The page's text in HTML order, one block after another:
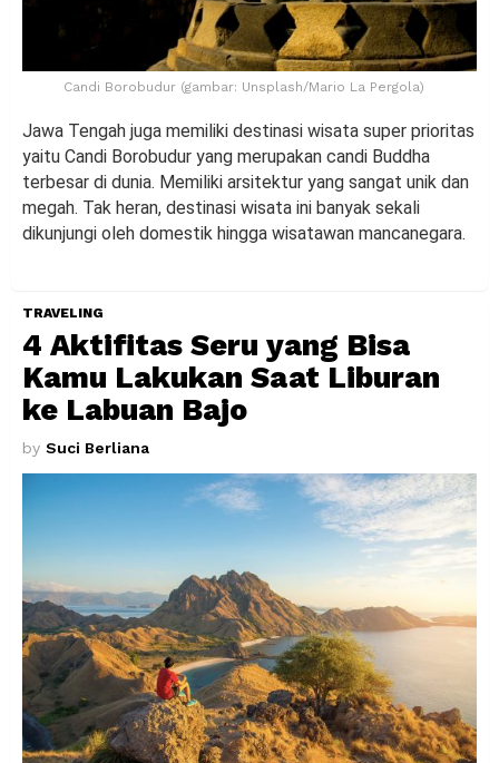
Candi Borobudur (gambar: Unsplash/Mario La Pergola)
Jawa Tengah juga memiliki destinasi wisata super prioritas
yaitu Candi Borobudur yang merupakan candi Buddha
terbesar di dunia. Memiliki arsitektur yang sangat unik dan
megah. Tak heran, destinasi wisata ini banyak sekali
dikunjungi oleh domestik hingga wisatawan mancanegara.
TRAVELING
4 Aktifitas Seru yang Bisa
Kamu Lakukan Saat Liburan
ke Labuan Bajo
by Suci Berliana